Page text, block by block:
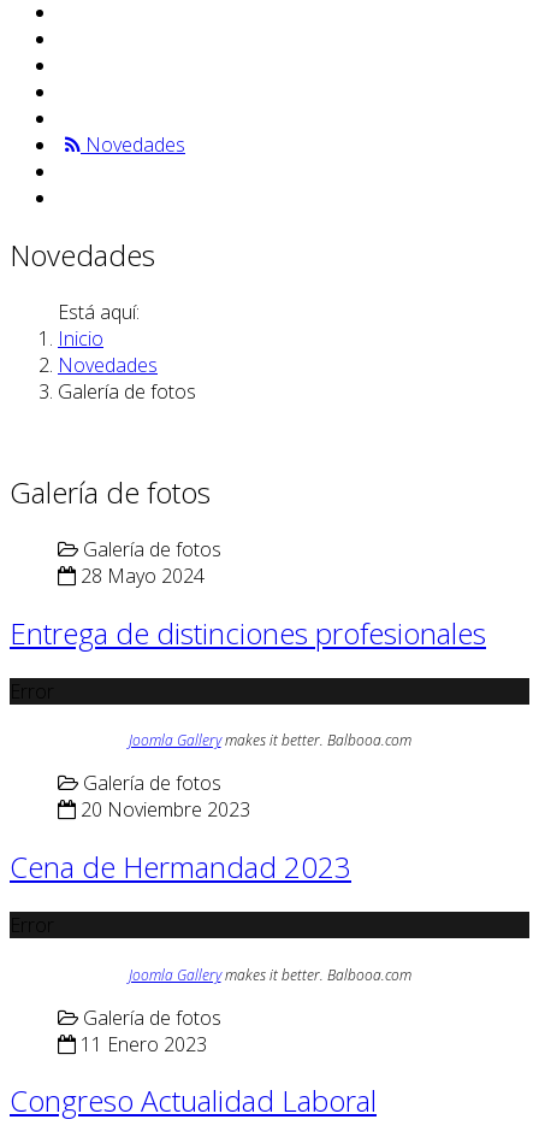
Novedades
Novedades
Está aquí:
Inicio
Novedades
Galería de fotos
Galería de fotos
Galería de fotos
28 Mayo 2024
Entrega de distinciones profesionales
Joomla Gallerymakes it better. Balbooa.com
Galería de fotos
20 Noviembre 2023
Cena de Hermandad 2023
Joomla Gallerymakes it better. Balbooa.com
Galería de fotos
11 Enero 2023
Congreso Actualidad Laboral